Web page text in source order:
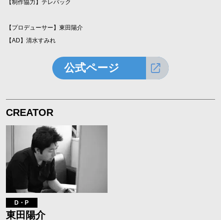
【制作協力】テレパック
【プロデューサー】東田陽介
【AD】清水すみれ
公式ページ
CREATOR
D・P
東田陽介